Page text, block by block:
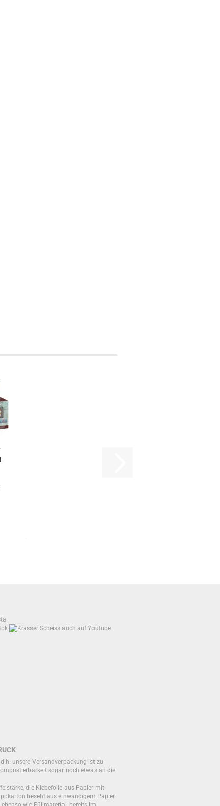
, d.h. unsere Versandverpackung ist zu
sogar noch etwas an die
die Klebefolie aus Papier mit
beseht aus einwandigem Papier